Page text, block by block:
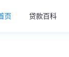
页 贷款百科